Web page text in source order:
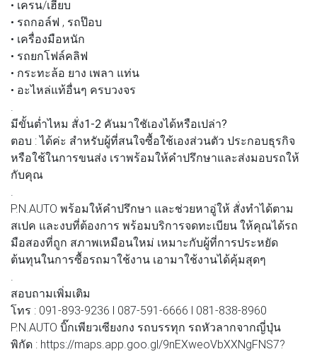
• เครน/เฮี้ยบ
• รถกอล์ฟ , รถป๊อบ
• เครื่องมือหนัก
• รถยกโฟล์คลิฟ
• กระทะล้อ ยาง เพลา แท่น
• อะไหล่แท้อื่นๆ ครบวงจร
มีขั้นต่ำไหม สั่ง1-2 คันมาใชัเองได้หรือเปล่า?
ตอบ : ได้ค่ะ สำหรับผู้ที่สนใจซื้อใช้เองส่วนตัว ประกอบธุรกิจ
หรือใช้ในการขนส่ง เราพร้อมให้คำปรึกษาและส่งมอบรถให้
กับคุณ
P.N.AUTO พร้อมให้คำปรึกษา และช่วยหาอู่ให้ สั่งทำได้ตาม
สเปค และงบที่ต้องการ พร้อมบริการจดทะเบียน ให้คุณได้รถ
มือสองที่ถูก สภาพเหมือนใหม่ เหมาะกับผู้ที่การประหยัด
ต้นทุนในการซื้อรถมาใช้งาน เอามาใช้งานได้คุ้มสุดๆ
สอบถามเพิ่มเติม
โทร : 091-893-9236 l 087-591-6666 l 081-838-8960
P.N.AUTO บิ๊กเพียวเซียงกง รถบรรทุก รถหัวลากจากญี่ปุ่น
พิกัด : https://maps.app.goo.gl/9nEXweoVbXXNgFNS7?